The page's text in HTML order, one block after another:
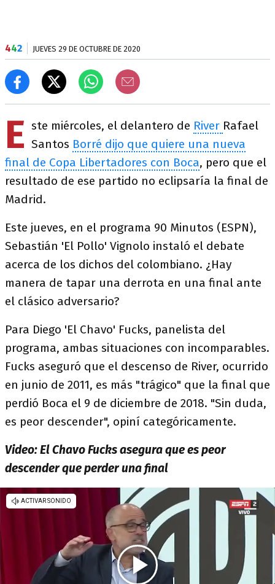
442 JUEVES 29 DE OCTUBRE DE 2020
E ste miércoles, el delantero de River Rafael
Santos Borré dijo que quiere una nueva
final de Copa Libertadores con Boca, pero que el
resultado de ese partido no eclipsaría la final de
Madrid.
Este jueves, en el programa 90 Minutos (ESPN),
Sebastián 'El Pollo' Vignolo instaló el debate
acerca de los dichos del colombiano. ¿Hay
manera de tapar una derrota en una final ante
el clásico adversario?
Para Diego 'El Chavo' Fucks, panelista del
programa, ambas situaciones con incomparables.
Fucks aseguró que el descenso de River, ocurrido
en junio de 2011, es más "trágico" que la final que
perdió Boca el 9 de diciembre de 2018. "Sin duda,
es peor descender", opiní categóricamente.
Video: El Chavo Fucks asegura que es peor
descender que perder una final